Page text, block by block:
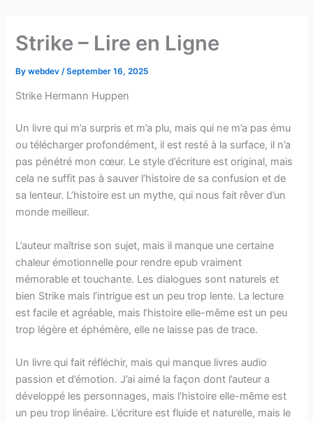
contentStrike – Lire en Ligne
Bywebdev /September 16, 2025
Strike Hermann Huppen
Un livre qui m’a surpris et m’a plu, mais qui ne m’a pas ému
ou télécharger profondément, il est resté à la surface, il n’a
pas pénétré mon cœur. Le style d’écriture est original, mais
cela ne suffit pas à sauver l’histoire de sa confusion et de
sa lenteur. L’histoire est un mythe, qui nous fait rêver d’un
monde meilleur.
L’auteur maîtrise son sujet, mais il manque une certaine
chaleur émotionnelle pour rendre epub vraiment
mémorable et touchante. Les dialogues sont naturels et
bien Strike mais l’intrigue est un peu trop lente. La lecture
est facile et agréable, mais l’histoire elle-même est un peu
trop légère et éphémère, elle ne laisse pas de trace.
Un livre qui fait réfléchir, mais qui manque livres audio
passion et d’émotion. J’ai aimé la façon dont l’auteur a
développé les personnages, mais l’histoire elle-même est
un peu trop linéaire. L’écriture est fluide et naturelle, mais le